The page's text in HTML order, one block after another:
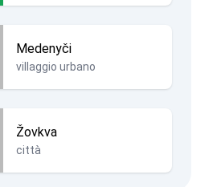
Medenyči
villaggio urbano
Žovkva
città